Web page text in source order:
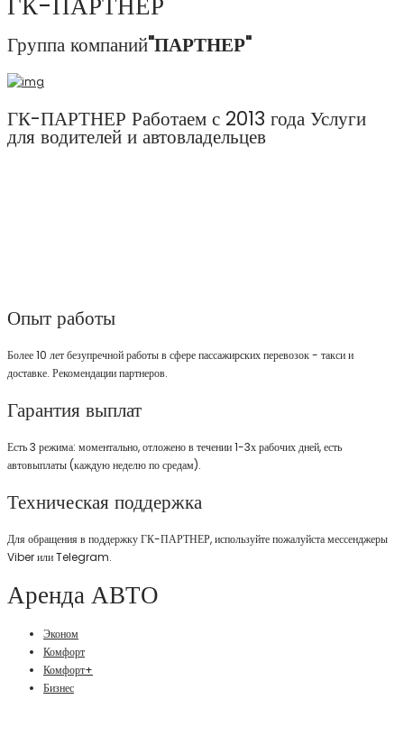
Группа компаний"ПАРТНЕР"
ГК-ПАРТНЕР Работаем с 2013 года Услуги
для водителей и автовладельцев
Опыт работы
Более 10 лет безупречной работы в сфере пассажирских перевозок - такси и
доставке. Рекомендации партнеров.
Гарантия выплат
Есть 3 режима: моментально, отложено в течении 1-3х рабочих дней, есть
автовыплаты (каждую неделю по средам).
Техническая поддержка
Для обращения в поддержку ГК-ПАРТНЕР, используйте пожалуйста мессенджеры
Viber или Telegram.
Аренда АВТО
Эконом
Комфорт
Комфорт+
Бизнес